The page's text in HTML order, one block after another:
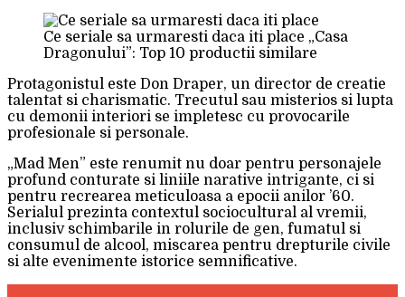
Ce seriale sa urmaresti daca iti place „Casa
Dragonului”: Top 10 productii similare
Protagonistul este Don Draper, un director de creatie
talentat si charismatic. Trecutul sau misterios si lupta
cu demonii interiori se impletesc cu provocarile
profesionale si personale.
„Mad Men” este renumit nu doar pentru personajele
profund conturate si liniile narative intrigante, ci si
pentru recrearea meticuloasa a epocii anilor ’60.
Serialul prezinta contextul sociocultural al vremii,
inclusiv schimbarile in rolurile de gen, fumatul si
consumul de alcool, miscarea pentru drepturile civile
si alte evenimente istorice semnificative.